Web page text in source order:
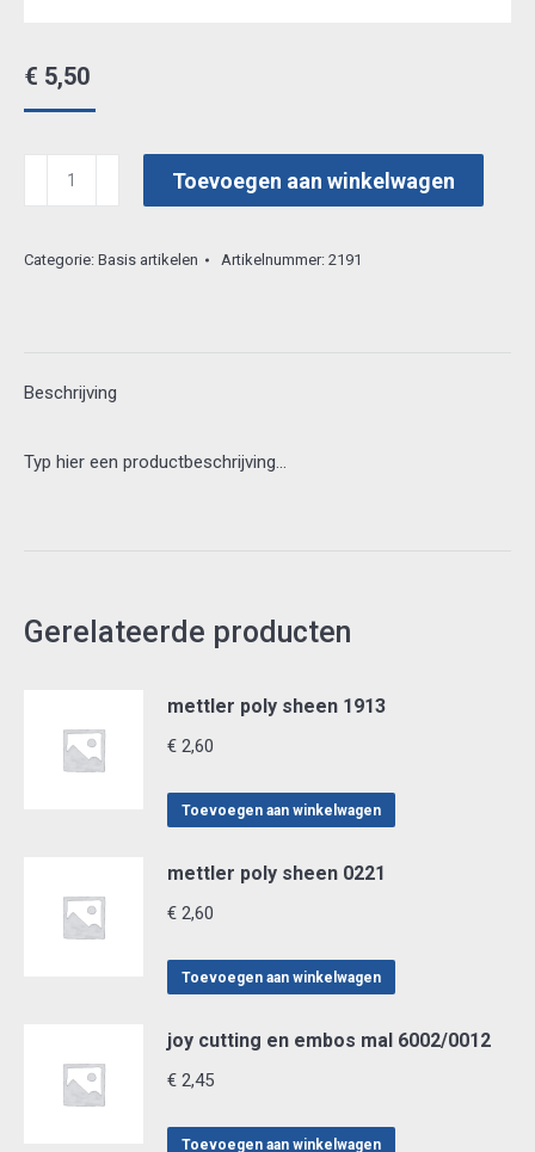
€ 5,50
marianne
clearstamp
aantal
Toevoegen aan winkelwagen
Categorie: Basis artikelen Artikelnummer: 2191
Beschrijving
Typ hier een productbeschrijving…
Gerelateerde producten
mettler poly sheen 1913
€ 2,60
Toevoegen aan winkelwagen
mettler poly sheen 0221
€ 2,60
Toevoegen aan winkelwagen
joy cutting en embos mal 6002/0012
€ 2,45
Toevoegen aan winkelwagen